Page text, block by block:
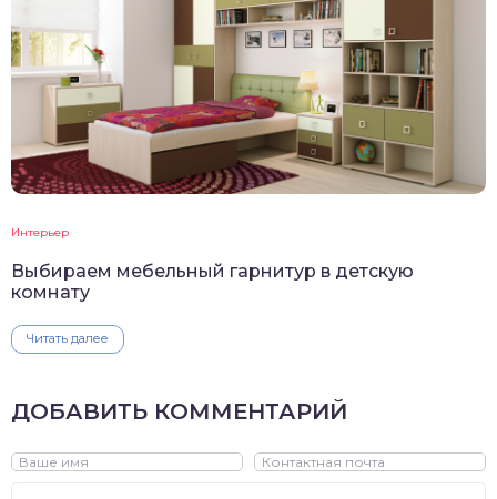
Интерьер
Выбираем мебельный гарнитур в детскую
комнату
Читать далее
ДОБАВИТЬ КОММЕНТАРИЙ